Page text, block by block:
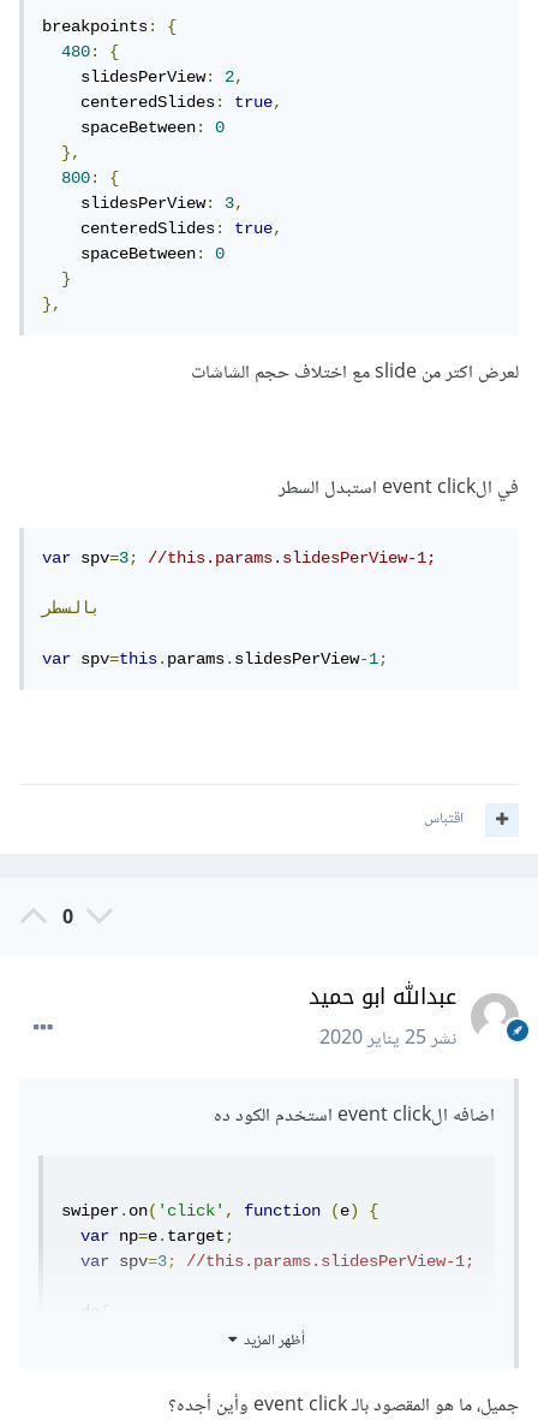
breakpoints:
{
480:
{
    slidesPerView
: 2,
    centeredSlides
: true,
    spaceBetween
:
0
},
800:
{
    slidesPerView
: 3,
    centeredSlides
: true,
    spaceBetween
:
0
}
},
لعرض اكتر من slide مع اختلاف حجم الشاشات
في الevent click استبدل السطر
var spv=3; //this.params.slidesPerView-1;
بالسطر
var spv=this.params.slidesPerView-1;
اقتباس
0
عبدالله ابو حميد
نشر25 يناير 2020
اضافه الevent click استخدم الكود ده
swiper.on('click', function (e)
{
var np=e.target;
var spv=3; //this.params.slidesPerView-1;
do {
أظهر المزيد
جميل، ما هو المقصود بالـ event click وأين أجده؟